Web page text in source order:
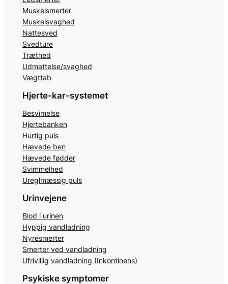
Muskelsmerter
Muskelsvaghed
Nattesved
Svedture
Træthed
Udmattelse/svaghed
Vægttab
Hjerte-kar-systemet
Besvimelse
Hjertebanken
Hurtig puls
Hævede ben
Hævede fødder
Svimmelhed
Ureglmæssig puls
Urinvejene
Blod i urinen
Hyppig vandladning
Nyresmerter
Smerter ved vandladning
Ufrivillig vandladning (Inkontinens)
Psykiske symptomer